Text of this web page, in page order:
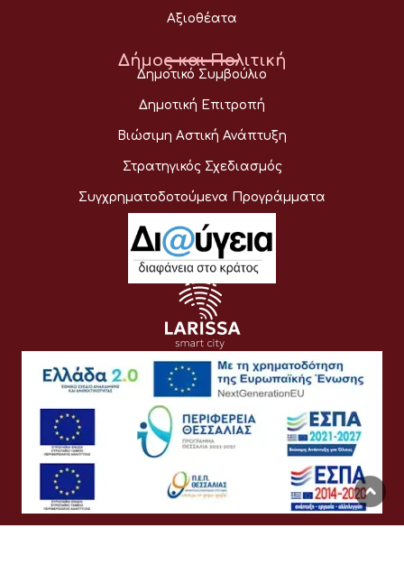
Αξιοθέατα
Δήμος και Πολιτική
Δημοτικό Συμβούλιο
Δημοτική Επιτροπή
Βιώσιμη Αστική Ανάπτυξη
Στρατηγικός Σχεδιασμός
Συγχρηματοδοτούμενα Προγράμματα